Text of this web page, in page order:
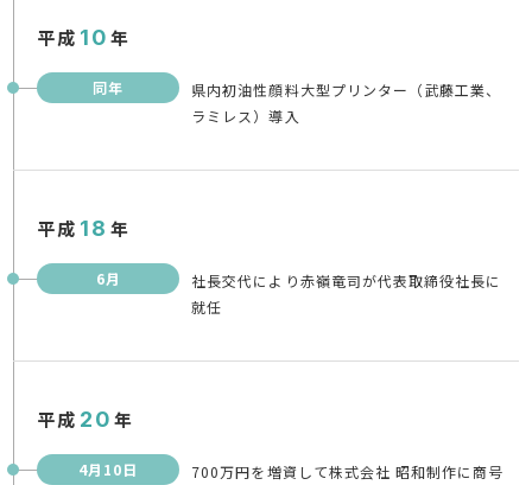
平成 10 年
同年
県内初油性顔料大型プリンター（武藤工業、
ラミレス）導入
平成 18 年
6月
社長交代により赤嶺竜司が代表取締役社長に
就任
平成 20 年
4月10日
700万円を増資して株式会社 昭和制作に商号